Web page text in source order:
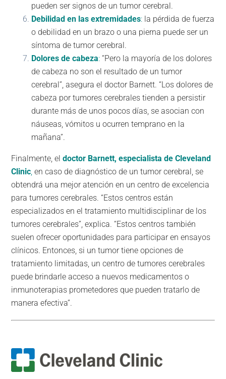
pueden ser signos de un tumor cerebral.
Debilidad en las extremidades: la pérdida de fuerza
o debilidad en un brazo o una pierna puede ser un
síntoma de tumor cerebral.
Dolores de cabeza: “Pero la mayoría de los dolores
de cabeza no son el resultado de un tumor
cerebral”, asegura el doctor Barnett. “Los dolores de
cabeza por tumores cerebrales tienden a persistir
durante más de unos pocos días, se asocian con
náuseas, vómitos u ocurren temprano en la
mañana”.
Finalmente, eldoctor Barnett, especialista de Cleveland
Clinic, en caso de diagnóstico de un tumor cerebral, se
obtendrá una mejor atención en un centro de excelencia
para tumores cerebrales. “Estos centros están
especializados en el tratamiento multidisciplinar de los
tumores cerebrales”, explica. “Estos centros también
suelen ofrecer oportunidades para participar en ensayos
clínicos. Entonces, si un tumor tiene opciones de
tratamiento limitadas, un centro de tumores cerebrales
puede brindarle acceso a nuevos medicamentos o
inmunoterapias prometedores que pueden tratarlo de
manera efectiva”.